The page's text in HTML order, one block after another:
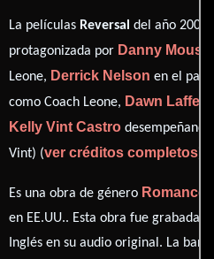
La películas Reversal del año
protagonizada por Danny
Leone, Derrick Nelson en el
como Coach Leone, Dawn Lafferty
Kelly Vint Castro desempeñando
Vint) (ver créditos completos
Es una obra de género Romance
en EE.UU.. Esta obra fue grabada
Inglés en su audio original. La